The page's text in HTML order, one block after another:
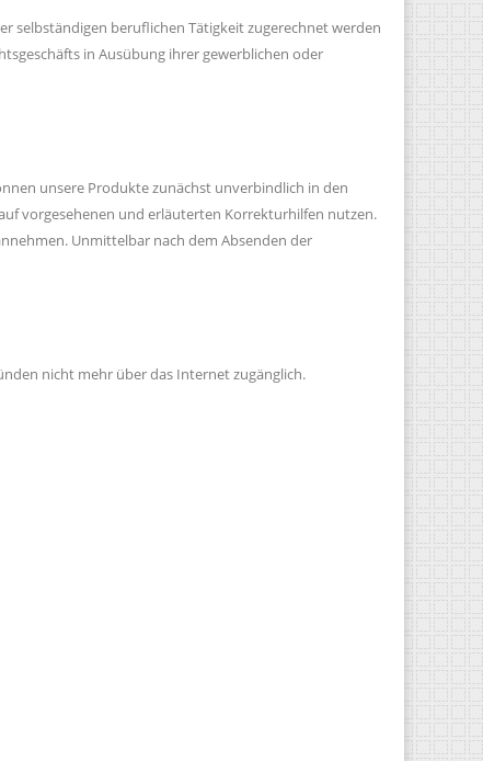
selbständigen beruflichen Tätigkeit zugerechnet werden
in Ausübung ihrer gewerblichen oder
unsere Produkte zunächst unverbindlich in den
vorgesehenen und erläuterten Korrekturhilfen nutzen.
Unmittelbar nach dem Absenden der
nicht mehr über das Internet zugänglich.